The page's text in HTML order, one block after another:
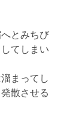
とみちび
てしまい
まってし
散させる